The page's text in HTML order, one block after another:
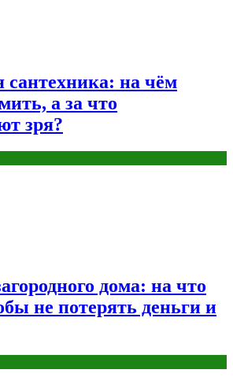
на чём
а за что
зря?
дома: на что
не потерять деньги и